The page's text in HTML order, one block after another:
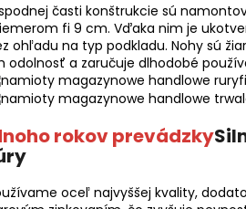
časti konštrukcie sú
fi 9 cm. Vďaka nim je
ohľadu na typ podkladu. Nohy sú
odolnosť a zaručuje dlhodobé
rokov prevádzky
oceľ najvyššej kvality,